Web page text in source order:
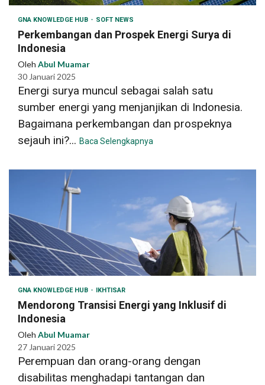
GNA KNOWLEDGE HUB SOFT NEWS
Perkembangan dan Prospek Energi Surya di
Indonesia
Oleh Abul Muamar
30 Januari 2025
Energi surya muncul sebagai salah satu
sumber energi yang menjanjikan di Indonesia.
Bagaimana perkembangan dan prospeknya
sejauh ini?... Baca Selengkapnya
GNA KNOWLEDGE HUB IKHTISAR
Mendorong Transisi Energi yang Inklusif di
Indonesia
Oleh Abul Muamar
27 Januari 2025
Perempuan dan orang-orang dengan
disabilitas menghadapi tantangan dan